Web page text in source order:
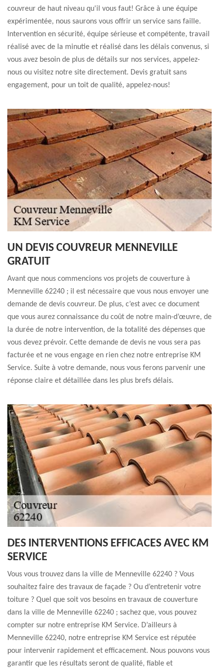
couvreur de haut niveau qu'il vous faut! Grâce à une équipe
expérimentée, nous saurons vous offrir un service sans faille.
Intervention en sécurité, équipe sérieuse et compétente, travail
réalisé avec de la minutie et réalisé dans les délais convenus, si
vous avez besoin de plus de détails sur nos services, appelez-
nous ou visitez notre site directement. Devis gratuit sans
engagement, pour un toit de qualité, appelez-nous!
UN DEVIS COUVREUR MENNEVILLE
GRATUIT
Avant que nous commencions vos projets de couverture à
Menneville 62240 ; il est nécessaire que vous nous envoyer une
demande de devis couvreur. De plus, c’est avec ce document
que vous aurez connaissance du coût de notre main-d’œuvre, de
la durée de notre intervention, de la totalité des dépenses que
vous devez prévoir. Cette demande de devis ne vous sera pas
facturée et ne vous engage en rien chez notre entreprise KM
Service. Suite à votre demande, nous vous ferons parvenir une
réponse claire et détaillée dans les plus brefs délais.
DES INTERVENTIONS EFFICACES AVEC KM
SERVICE
Vous vous trouvez dans la ville de Menneville 62240 ? Vous
souhaitez faire des travaux de façade ? Ou d’entretenir votre
toiture ? Quel que soit vos besoins en travaux de couverture
dans la ville de Menneville 62240 ; sachez que, vous pouvez
compter sur notre entreprise KM Service. D’ailleurs à
Menneville 62240, notre entreprise KM Service est réputée
pour intervenir rapidement et efficacement. Nous pouvons vous
garantir que les résultats seront de qualité, fiable et